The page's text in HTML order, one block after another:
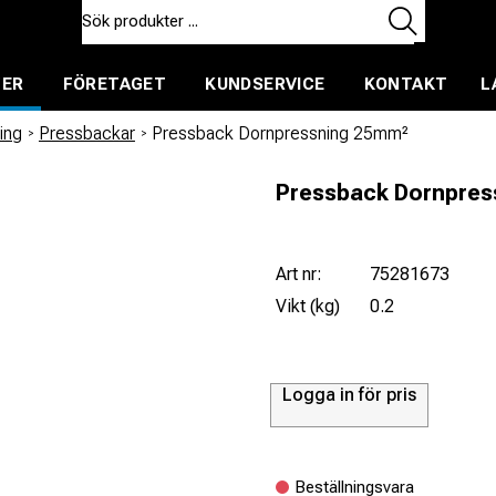
FÖRETAGET KUNDSERVICE KONTAKT
/ Pressbackar / Pressback Dornpressning 25mm²
Pressback
Art nr:
75281673
Vikt (kg)
0.2
Logga in för pris
Beställningsvara